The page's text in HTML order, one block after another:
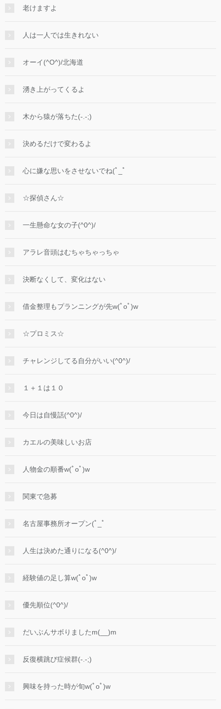
老けますよ
人は一人では生きれない
オーイ(^O^)/北海道
湧き上がってくるよ
木から猿が落ちた(-.-;)
決めるだけで変わるよ
心に嫌な思いをさせないでね(ﾟ_ﾟ
☆探偵さん☆
一生懸命な女の子(^0^)/
アラレ音頭はむちゃちゃっちゃ
決断なくして、変化はない
借金整理もプランニングが先w(ﾟoﾟ)w
☆プロミス☆
チャレンジしてる自分がいい(^0^)/
１＋１は１０
今日は自慢話(^0^)/
カエルの美味しいお店
人物金の順番w(ﾟoﾟ)w
関東で急募
名古屋事務所オープン(ﾟ_ﾟ
人生は決めた通りになる(^0^)/
経験値の足し算w(ﾟoﾟ)w
優先順位(^0^)/
だいぶんサボりましたm(__)m
反復横跳び症候群(-.-;)
興味を持った時が旬w(ﾟoﾟ)w